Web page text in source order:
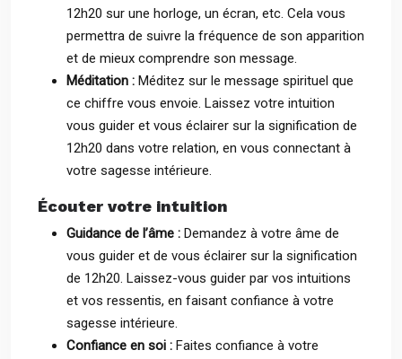
12h20 sur une horloge, un écran, etc. Cela vous
permettra de suivre la fréquence de son apparition
et de mieux comprendre son message.
Méditation : Méditez sur le message spirituel que
ce chiffre vous envoie. Laissez votre intuition
vous guider et vous éclairer sur la signification de
12h20 dans votre relation, en vous connectant à
votre sagesse intérieure.
Écouter votre intuition
Guidance de l’âme : Demandez à votre âme de
vous guider et de vous éclairer sur la signification
de 12h20. Laissez-vous guider par vos intuitions
et vos ressentis, en faisant confiance à votre
sagesse intérieure.
Confiance en soi : Faites confiance à votre